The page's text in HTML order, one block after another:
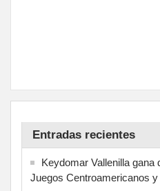
Entradas recientes
Keydomar Vallenilla gana
Juegos Centroamericanos y